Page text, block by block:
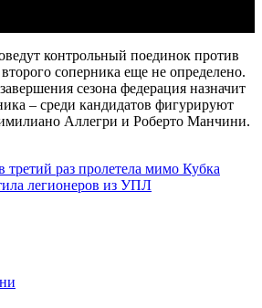
контрольный поединок против
соперника еще не определено.
сезона федерация назначит
– среди кандидатов фигурируют
Аллегри и Роберто Манчини.
раз пролетела мимо Кубка
легионеров из УПЛ